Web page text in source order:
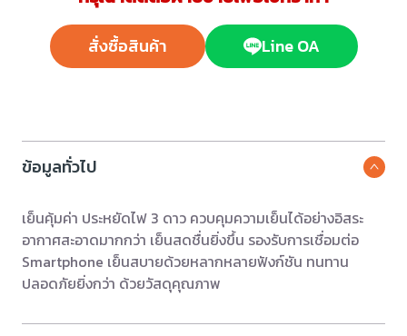
สั่งซื้อสินค้า Line OA
ข้อมูลทั่วไป
เย็นคุ้มค่า ประหยัดไฟ 3 ดาว ควบคุมความเย็นได้อย่างอิสระ
อากาศสะอาดมากกว่า เย็นสดชื่นยิ่งขึ้น รองรับการเชื่อมต่อ
Smartphone เย็นสบายด้วยหลากหลายฟังก์ชัน ทนทาน
ปลอดภัยยิ่งกว่า ด้วยวัสดุคุณภาพ